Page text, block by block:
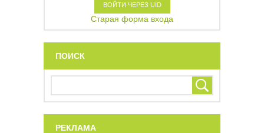
ВОЙТИ ЧЕРЕЗ UID
Старая форма входа
ПОИСК
РЕКЛАМА